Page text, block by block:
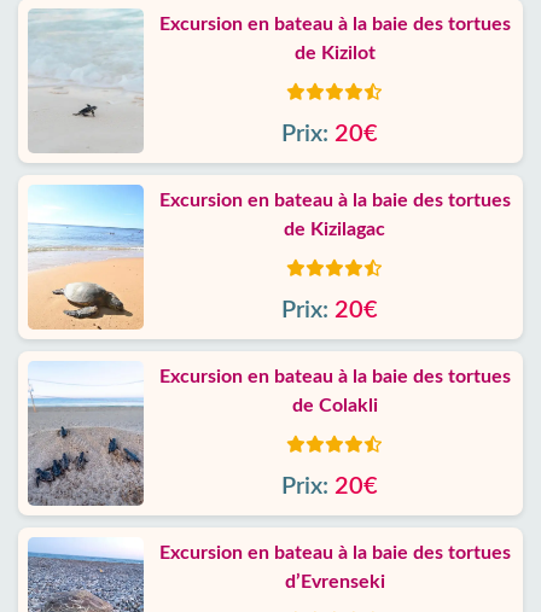
Excursion en bateau à la baie des tortues
de Kizilot
Prix: 20€
Excursion en bateau à la baie des tortues
de Kizilagac
Prix: 20€
Excursion en bateau à la baie des tortues
de Colakli
Prix: 20€
Excursion en bateau à la baie des tortues
d’Evrenseki